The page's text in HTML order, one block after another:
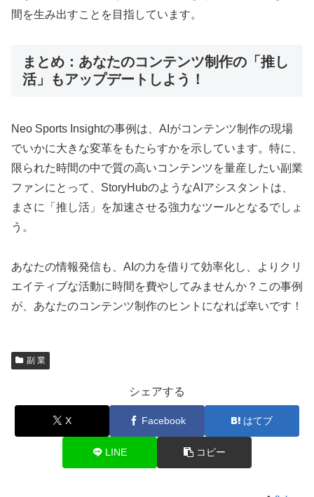
間を生み出すことを目指しています。
まとめ：あなたのコンテンツ制作の「推し
活」もアップデートしよう！
Neo Sports Insightの事例は、AIがコンテンツ制作の現場
でいかに大きな変革をもたらすかを示しています。特に、
限られた時間の中で質の高いコンテンツを量産したい副業
ファンにとって、StoryHubのようなAIアシスタントは、
まさに「推し活」を加速させる強力なツールとなるでしょ
う。
あなたの情報発信も、AIの力を借りて効率化し、よりクリ
エイティブな活動に時間を費やしてみませんか？この事例
が、あなたのコンテンツ制作のヒントになれば幸いです！
副 業
シェアする
X Facebook はてブ
LINE コピー